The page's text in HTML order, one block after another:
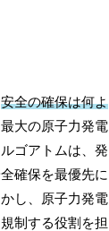
安全の確保は何よ
大の原子力発電
ゴアトムは、発
確保を最優先に
し、原子力発電
制する役割を担